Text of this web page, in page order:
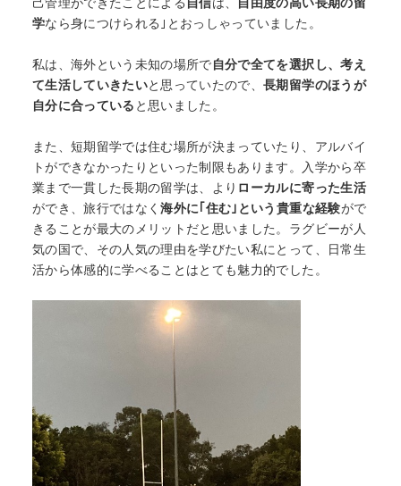
学なら身につけられる｣とおっしゃっていました。
私は、海外という未知の場所で自分で全てを選択し、考え
て生活していきたいと思っていたので、長期留学のほうが
自分に合っている と思いました。
また、短期留学では住む場所が決まっていたり、アルバイ
トができなかったりといった制限もあります。入学から卒
業まで一貫した長期の留学は、より ローカルに寄った生活
ができ、旅行ではなく海外に｢住む｣という貴重な経験がで
きることが最大のメリットだと思いました。ラグビーが人
気の国で、その人気の理由を学びたい私にとって、日常生
活から体感的に学べることはとても魅力的でした。